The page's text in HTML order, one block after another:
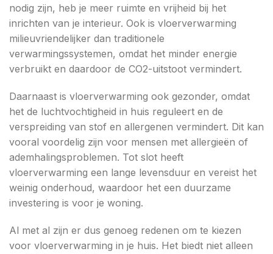
nodig zijn, heb je meer ruimte en vrijheid bij het
inrichten van je interieur. Ook is vloerverwarming
milieuvriendelijker dan traditionele
verwarmingssystemen, omdat het minder energie
verbruikt en daardoor de CO2-uitstoot vermindert.
Daarnaast is vloerverwarming ook gezonder, omdat
het de luchtvochtigheid in huis reguleert en de
verspreiding van stof en allergenen vermindert. Dit kan
vooral voordelig zijn voor mensen met allergieën of
ademhalingsproblemen. Tot slot heeft
vloerverwarming een lange levensduur en vereist het
weinig onderhoud, waardoor het een duurzame
investering is voor je woning.
Al met al zijn er dus genoeg redenen om te kiezen
voor vloerverwarming in je huis. Het biedt niet alleen